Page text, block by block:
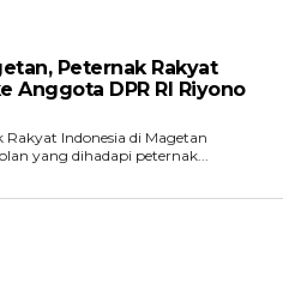
Peternak Rakyat
Anggota DPR RI Riyono
Indonesia di Magetan
yang dihadapi peternak...